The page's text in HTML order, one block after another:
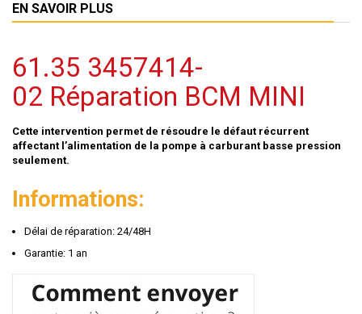
EN SAVOIR PLUS
61.35 3457414-
02 Réparation BCM MINI
Cette intervention permet de résoudre le défaut récurrent
affectant l’alimentation de la pompe à carburant basse pression
seulement.
Informations:
Délai de réparation: 24/48H
Garantie: 1 an